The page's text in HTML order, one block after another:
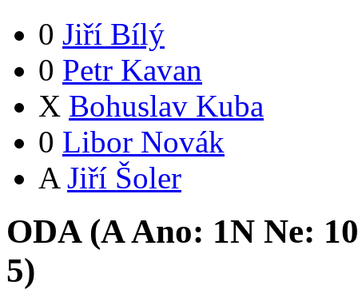
0 Jiří Bílý
0 Petr Kavan
X Bohuslav Kuba
0 Libor Novák
A Jiří Šoler
ODA (AAno: 1N Ne: 10
5)